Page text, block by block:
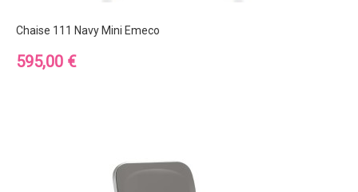
Chaise 111 Navy Mini Emeco
Prix
595,00 €